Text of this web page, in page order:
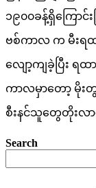
၁၉၀၀ခန့်ရှိကြောင်
ဗစ်ကာလ က မီးရ
လျော့ကျခဲ့ပြီး ရ
ကာလမှာတော့ မိုးတွ
စီးနင်သူတွေတိုး
Search